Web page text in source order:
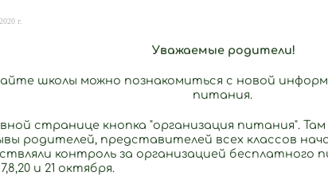
г.
Уважаемые родители!
школы можно познакомиться с новой
питания.
странице кнопка "организация питания".
родителей, представителей всех классов
контроль за организацией бесплатного
и 21 октября.